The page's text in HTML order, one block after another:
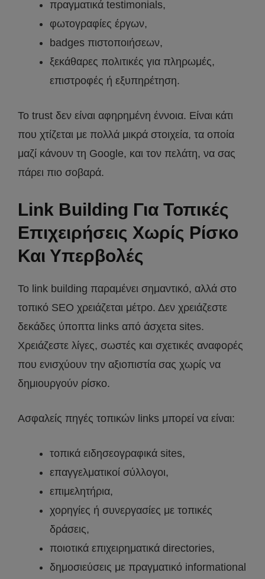
πραγματικά testimonials,
φωτογραφίες έργων,
badges πιστοποιήσεων,
ξεκάθαρες πολιτικές για πληρωμές,
επιστροφές ή εξυπηρέτηση.
Το trust δεν είναι αφηρημένη έννοια. Είναι κάτι
που χτίζεται με πολλά μικρά στοιχεία, τα οποία
μαζί κάνουν τη Google, και τον πελάτη, να σας
πάρει πιο σοβαρά.
Link Building Για Τοπικές
Επιχειρήσεις Χωρίς Ρίσκο
Και Υπερβολές
Το link building παραμένει σημαντικό, αλλά στο
τοπικό SEO χρειάζεται μέτρο. Δεν χρειάζεστε
δεκάδες ύποπτα links από άσχετα sites.
Χρειάζεστε λίγες, σωστές και σχετικές αναφορές
που ενισχύουν την αξιοπιστία σας χωρίς να
δημιουργούν ρίσκο.
Ασφαλείς πηγές τοπικών links μπορεί να είναι:
τοπικά ειδησεογραφικά sites,
επαγγελματικοί σύλλογοι,
επιμελητήρια,
χορηγίες ή συνεργασίες με τοπικές
δράσεις,
ποιοτικά επιχειρηματικά directories,
δημοσιεύσεις με πραγματικό informational